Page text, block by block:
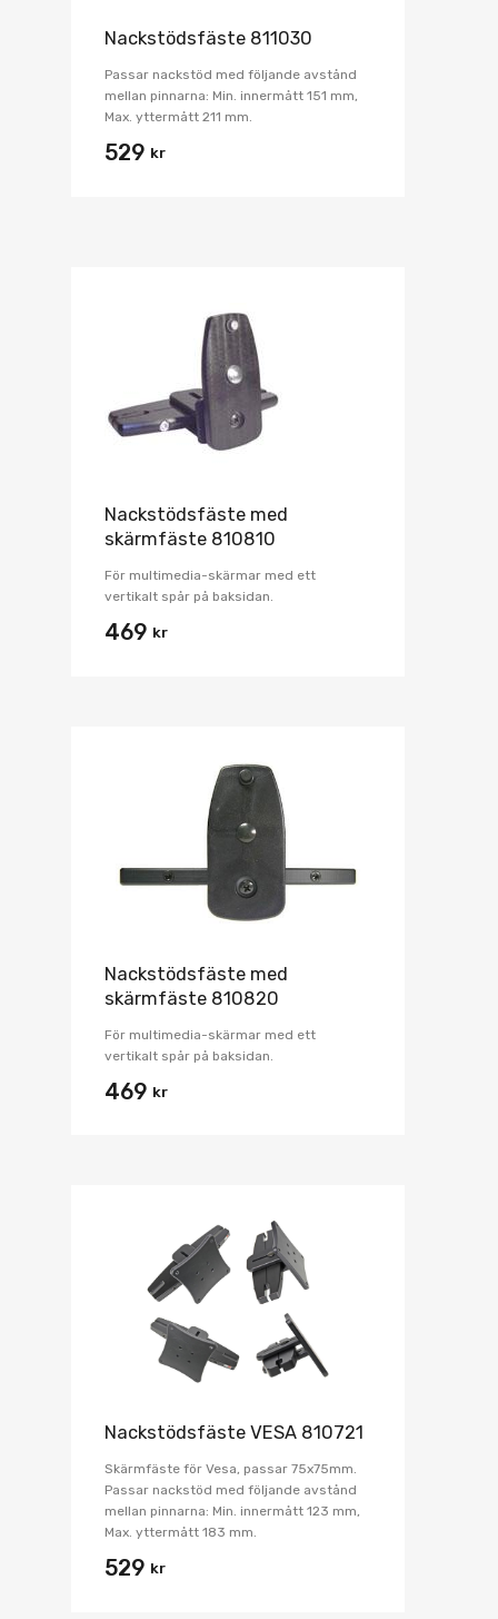
Nackstödsfäste 811030
Passar nackstöd med följande avstånd
mellan pinnarna: Min. innermått 151 mm,
Max. yttermått 211 mm.
529 kr
Nackstödsfäste med
skärmfäste 810810
För multimedia-skärmar med ett
vertikalt spår på baksidan.
469 kr
Nackstödsfäste med
skärmfäste 810820
För multimedia-skärmar med ett
vertikalt spår på baksidan.
469 kr
Nackstödsfäste VESA 810721
Skärmfäste för Vesa, passar 75x75mm.
Passar nackstöd med följande avstånd
mellan pinnarna: Min. innermått 123 mm,
Max. yttermått 183 mm.
529 kr